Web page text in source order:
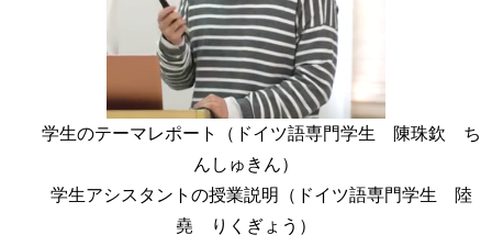
学生のテーマレポート（ドイツ語専門学生 陳珠欽 ち
んしゅきん）
学生アシスタントの授業説明（ドイツ語専門学生 陸
堯 りくぎょう）